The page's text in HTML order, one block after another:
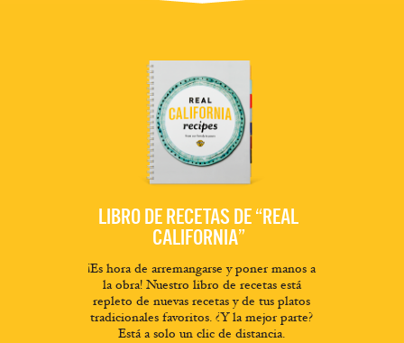
LIBRO DE RECETAS DE “REAL
CALIFORNIA”
¡Es hora de arremangarse y poner manos a
la obra! Nuestro libro de recetas está
repleto de nuevas recetas y de tus platos
tradicionales favoritos. ¿Y la mejor parte?
Está a solo un clic de distancia.